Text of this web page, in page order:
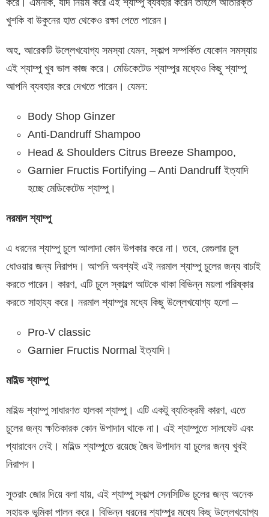
খুশকি বা উকুনের হাত থেকেও রক্ষা পেতে পারেন।
অহ, আরেকটি উল্লেখযোগ্য সমস্যা যেমন, স্কাল্প সম্পর্কিত যেকোন সমস্যায়
এই শ্যাম্পু খুব ভাল কাজ করে। মেডিকেটেড শ্যাম্পুর মধ্যেও কিছু শ্যাম্পু
আপনি ব্যবহার করে দেখতে পারেন। যেমন:
Body Shop Ginzer
Anti-Dandruff Shampoo
Head & Shoulders Citrus Breeze Shampoo,
Garnier Fructis Fortifying – Anti Dandruff ইত্যাদি
হচ্ছে মেডিকেটেড শ্যাম্পু।
নরমাল শ্যাম্পু
এ ধরনের শ্যাম্পু চুলে আলাদা কোন উপকার করে না। তবে, রেগুলার চুল
ধোওয়ার জন্য নিরাপদ। আপনি অবশ্যই এই নরমাল শ্যাম্পু চুলের জন্য বাচাই
করতে পারেন। কারণ, এটি চুলে স্কাল্পে আটকে থাকা বিভিন্ন ময়লা পরিষ্কার
করতে সাহায্য করে। নরমাল শ্যাম্পুর মধ্যে কিছু উল্লেখযোগ্য হলো –
Pro-V classic
Garnier Fructis Normal ইত্যাদি।
মাইল্ড শ্যাম্পু
মাইল্ড শ্যাম্পু সাধারণত হালকা শ্যাম্পু। এটি একটু ব্যতিক্রমী কারণ, এতে
চুলের জন্য ক্ষতিকারক কোন উপাদান থাকে না। এই শ্যাম্পুতে সালফেট এবং
প্যারাবেন নেই। মাইল্ড শ্যাম্পুতে রয়েছে জৈব উপাদান যা চুলের জন্য খুবই
নিরাপদ।
সুতরাং জোর দিয়ে বলা যায়, এই শ্যাম্পু স্কাল্প সেনসিটিভ চুলের জন্য অনেক
সহায়ক ভূমিকা পালন করে। বিভিন্ন ধরনের শ্যাম্পুর মধ্যে কিছু উল্লেখযোগ্য